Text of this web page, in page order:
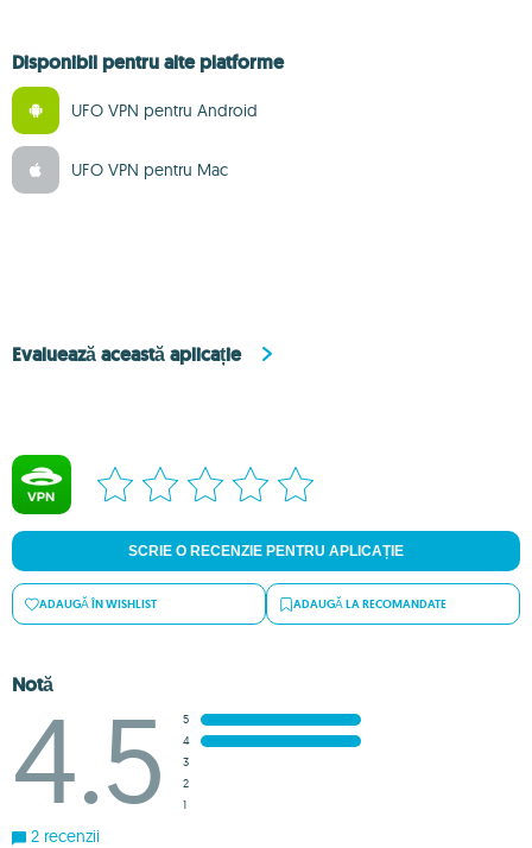
Disponibil pentru alte platforme
UFO VPN pentru Android
UFO VPN pentru Mac
Evaluează această aplicație
SCRIE O RECENZIE PENTRU APLICAȚIE
ADAUGĂ ÎN WISHLIST ADAUGĂ LA RECOMANDATE
Notă
4.5
5
4
3
2
1
2 recenzii